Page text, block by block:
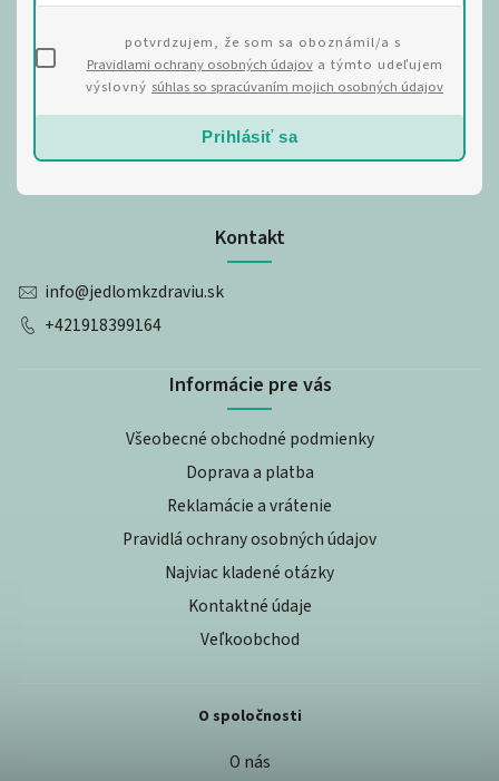
Kontakt
info@jedlomkzdraviu.sk
+421918399164
Informácie pre vás
Všeobecné obchodné podmienky
Doprava a platba
Reklamácie a vrátenie
Pravidlá ochrany osobných údajov
Najviac kladené otázky
Kontaktné údaje
Veľkoobchod
O spoločnosti
O nás
potvrdzujem, že som sa oboznámil/a s
Pravidlami ochrany osobných údajova týmto udeľujem
výslovný súhlas so spracúvaním mojich osobných údajov
Prihlásiť sa